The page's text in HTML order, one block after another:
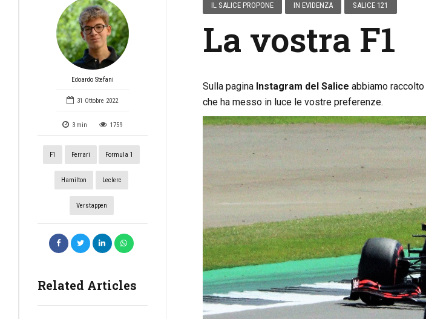
Edoardo Stefani
31 Ottobre 2022
3 min 1759
F1 Ferrari Formula 1
Hamilton Leclerc
Verstappen
Related Articles
IL SALICE PROPONE IN EVIDENZA SALICE 121
La vostra F1
Sulla pagina Instagram del Salice abbiamo
che ha messo in luce le vostre preferenze.